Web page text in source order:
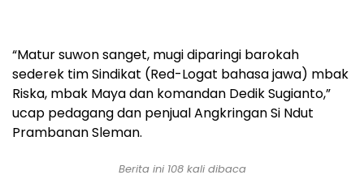
“Matur suwon sanget, mugi diparingi barokah
sederek tim Sindikat (Red-Logat bahasa jawa) mbak
Riska, mbak Maya dan komandan Dedik Sugianto,”
ucap pedagang dan penjual Angkringan Si Ndut
Prambanan Sleman.
Berita ini 108kali dibaca